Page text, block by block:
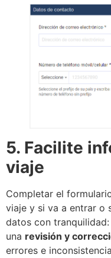
5. Facilite
viaje
Completar el
viaje y si va a entrar o
datos con
una revisión y
errores e